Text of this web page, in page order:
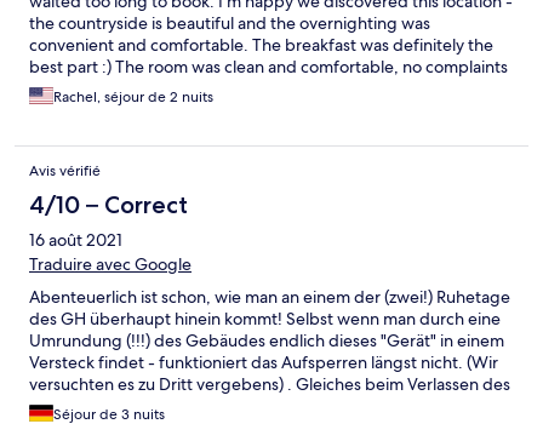
the countryside is beautiful and the overnighting was
convenient and comfortable. The breakfast was definitely the
best part :) The room was clean and comfortable, no complaints
about the service. We did notice a bit of commuter traffic on the
weekday morning, but it was not bad. If you can ask for a room
There is a nice courtyard to sit and enjoy the sunshine and a
drink. We didn't use the restaurant/bar in the evening, but it
may have been closed due to Covid-19. We were out enjoying
the evenings in Linz and local areas after a bike ride along the
Donau. We were on the 3rd floor, it didn't bother us to climb the
stairs. This would be a great jump off point to visit the mountains
in the south. I would return to the Gasthof if I were in the area.
Rachel, séjour de 2 nuits
Avis vérifié
4/10 – Correct
16 août 2021
Traduire avec Google
Abenteuerlich ist schon, wie man an einem der (zwei!) Ruhetage
des GH überhaupt hinein kommt! Selbst wenn man durch eine
Umrundung (!!!) des Gebäudes endlich dieses "Gerät" in einem
Versteck findet - funktioniert das Aufsperren längst nicht. (Wir
versuchten es zu Dritt vergebens) . Gleiches beim Verlassen des
Hauses in Richtung des "oberen" Parkplatzes. Unglaublich :-(((
Das Frühstück ist von sagenhafter Lieblosigkeit und entspricht in
Séjour de 3 nuits